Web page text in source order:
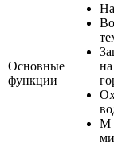
Основные
функции
М